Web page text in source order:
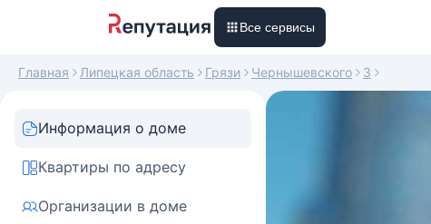
Все сервисы
Главная Липецкая область Грязи Чернышевского 3
Информация о доме
Квартиры по адресу
Организации в доме